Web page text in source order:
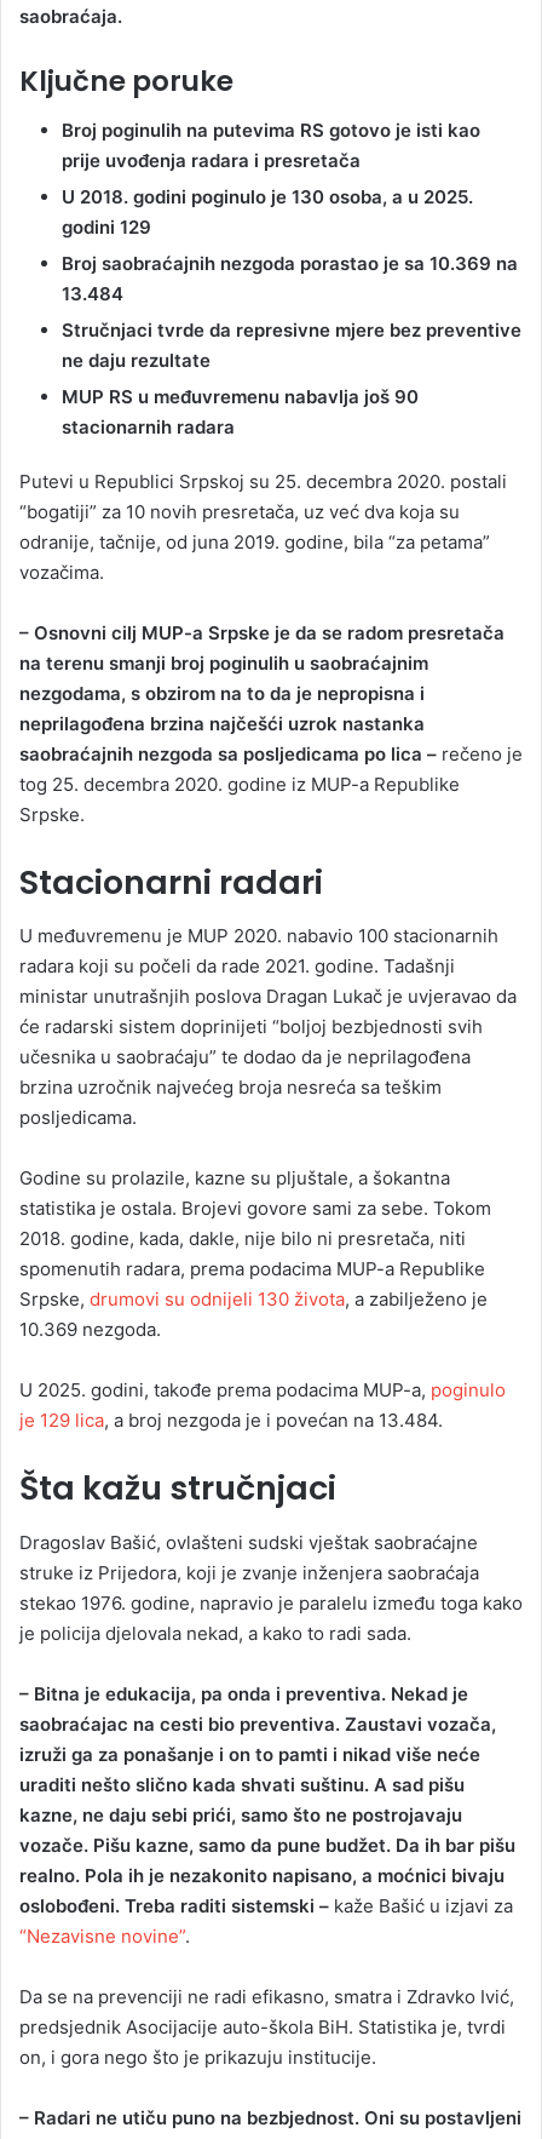
saobraćaja.
Ključne poruke
Broj poginulih na putevima RS gotovo je isti kao
prije uvođenja radara i presretača
U 2018. godini poginulo je 130 osoba, a u 2025.
godini 129
Broj saobraćajnih nezgoda porastao je sa 10.369 na
13.484
Stručnjaci tvrde da represivne mjere bez preventive
ne daju rezultate
MUP RS u međuvremenu nabavlja još 90
stacionarnih radara
Putevi u Republici Srpskoj su 25. decembra 2020. postali
“bogatiji” za 10 novih presretača, uz već dva koja su
odranije, tačnije, od juna 2019. godine, bila “za petama”
vozačima.
– Osnovni cilj MUP-a Srpske je da se radom presretača
na terenu smanji broj poginulih u saobraćajnim
nezgodama, s obzirom na to da je nepropisna i
neprilagođena brzina najčešći uzrok nastanka
saobraćajnih nezgoda sa posljedicama po lica – rečeno je
tog 25. decembra 2020. godine iz MUP-a Republike
Srpske.
Stacionarni radari
U međuvremenu je MUP 2020. nabavio 100 stacionarnih
radara koji su počeli da rade 2021. godine. Tadašnji
ministar unutrašnjih poslova Dragan Lukač je uvjeravao da
će radarski sistem doprinijeti “boljoj bezbjednosti svih
učesnika u saobraćaju” te dodao da je neprilagođena
brzina uzročnik najvećeg broja nesreća sa teškim
posljedicama.
Godine su prolazile, kazne su pljuštale, a šokantna
statistika je ostala. Brojevi govore sami za sebe. Tokom
2018. godine, kada, dakle, nije bilo ni presretača, niti
spomenutih radara, prema podacima MUP-a Republike
Srpske, drumovi su odnijeli 130 života, a zabilježeno je
10.369 nezgoda.
U 2025. godini, takođe prema podacima MUP-a, poginulo
je 129 lica, a broj nezgoda je i povećan na 13.484.
Šta kažu stručnjaci
Dragoslav Bašić, ovlašteni sudski vještak saobraćajne
struke iz Prijedora, koji je zvanje inženjera saobraćaja
stekao 1976. godine, napravio je paralelu između toga kako
je policija djelovala nekad, a kako to radi sada.
– Bitna je edukacija, pa onda i preventiva. Nekad je
saobraćajac na cesti bio preventiva. Zaustavi vozača,
izruži ga za ponašanje i on to pamti i nikad više neće
uraditi nešto slično kada shvati suštinu. A sad pišu
kazne, ne daju sebi prići, samo što ne postrojavaju
vozače. Pišu kazne, samo da pune budžet. Da ih bar pišu
realno. Pola ih je nezakonito napisano, a moćnici bivaju
oslobođeni. Treba raditi sistemski – kaže Bašić u izjavi za
“Nezavisne novine”.
Da se na prevenciji ne radi efikasno, smatra i Zdravko Ivić,
predsjednik Asocijacije auto-škola BiH. Statistika je, tvrdi
on, i gora nego što je prikazuju institucije.
– Radari ne utiču puno na bezbjednost. Oni su postavljeni